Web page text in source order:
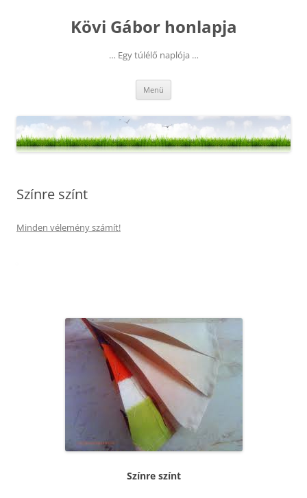
Kövi Gábor honlapja
… Egy túlélő naplója …
Menü
Színre színt
Minden vélemény számít!
Színre színt